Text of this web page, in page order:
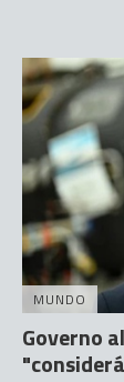
MUNDO
Governo